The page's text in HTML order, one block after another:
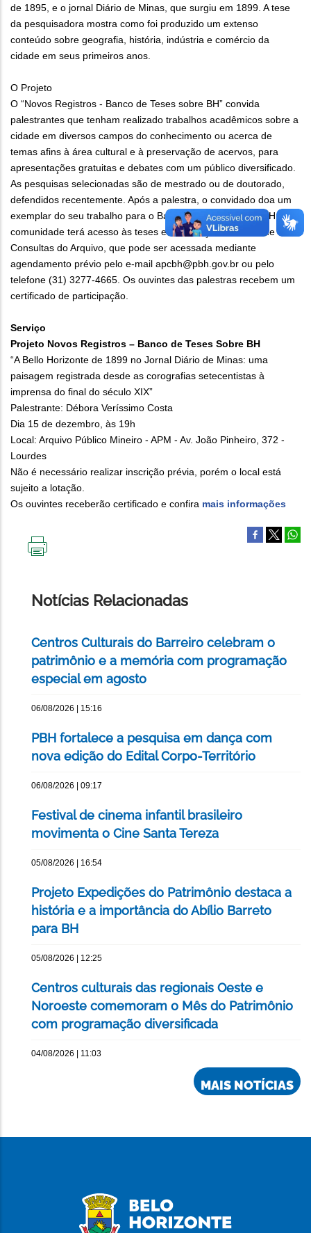
de 1895, e o jornal Diário de Minas, que surgiu em 1899. A tese
da pesquisadora mostra como foi produzido um extenso
conteúdo sobre geografia, história, indústria e comércio da
cidade em seus primeiros anos.
O Projeto
O “Novos Registros - Banco de Teses sobre BH” convida
palestrantes que tenham realizado trabalhos acadêmicos sobre a
cidade em diversos campos do conhecimento ou acerca de
temas afins à área cultural e à preservação de acervos, para
apresentações gratuitas e debates com um público diversificado.
As pesquisas selecionadas são de mestrado ou de doutorado,
defendidos recentemente. Após a palestra, o convidado doa um
exemplar do seu trabalho para o Banco de Teses do APCBH. A
comunidade terá acesso às teses e dissertações na Sala de
Consultas do Arquivo, que pode ser acessada mediante
agendamento prévio pelo e-mail apcbh@pbh.gov.br ou pelo
telefone (31) 3277-4665. Os ouvintes das palestras recebem um
certificado de participação.
Serviço
Projeto Novos Registros – Banco de Teses Sobre BH
“A Bello Horizonte de 1899 no Jornal Diário de Minas: uma
paisagem registrada desde as corografias setecentistas à
imprensa do final do século XIX”
Palestrante: Débora Veríssimo Costa
Dia 15 de dezembro, às 19h
Local: Arquivo Público Mineiro - APM - Av. João Pinheiro, 372 -
Lourdes
Não é necessário realizar inscrição prévia, porém o local está
sujeito a lotação.
Os ouvintes receberão certificado e confira mais informações
Notícias Relacionadas
Centros Culturais do Barreiro celebram o
patrimônio e a memória com programação
especial em agosto
06/08/2026 | 15:16
PBH fortalece a pesquisa em dança com
nova edição do Edital Corpo-Território
06/08/2026 | 09:17
Festival de cinema infantil brasileiro
movimenta o Cine Santa Tereza
05/08/2026 | 16:54
Projeto Expedições do Patrimônio destaca a
história e a importância do Abílio Barreto
para BH
05/08/2026 | 12:25
Centros culturais das regionais Oeste e
Noroeste comemoram o Mês do Patrimônio
com programação diversificada
04/08/2026 | 11:03
MAIS NOTÍCIAS